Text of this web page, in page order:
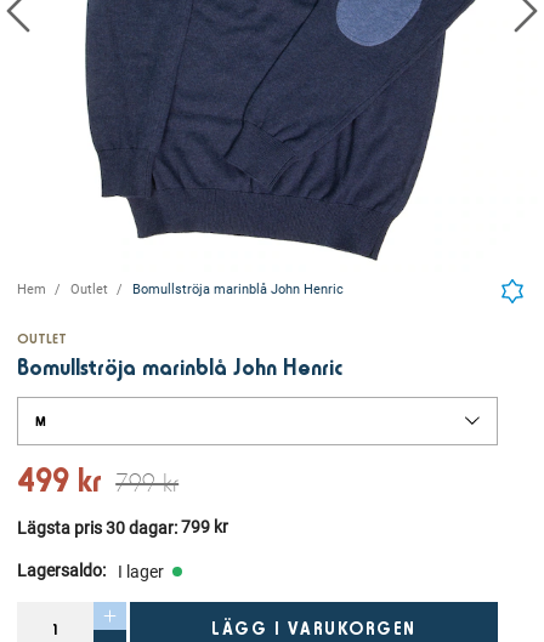
Hem Outlet Bomullströja marinblå John Henric
OUTLET
Bomullströja marinblå John Henric
M
499 kr 799 kr
Lägsta pris 30 dagar: 799 kr
Lagersaldo: I lager
LÄGG I VARUKORGEN